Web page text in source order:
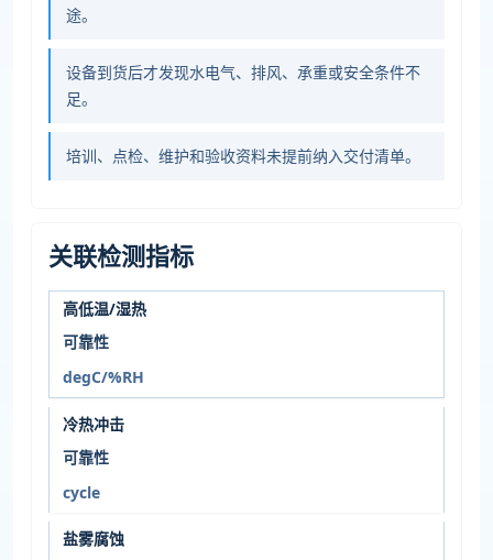
途。
设备到货后才发现水电气、排风、承重或安全条件不
足。
培训、点检、维护和验收资料未提前纳入交付清单。
关联检测指标
高低温/湿热
可靠性
degC/%RH
冷热冲击
可靠性
cycle
盐雾腐蚀